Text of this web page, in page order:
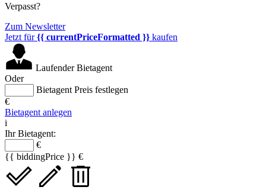
Verpasst?
Zum Newsletter
Jetzt für{{ currentPriceFormatted }} kaufen
Laufender Bietagent
Oder
Bietagent Preis festlegen
€
Bietagent anlegen
i
Ihr Bietagent:
€
{{ biddingPrice }} €